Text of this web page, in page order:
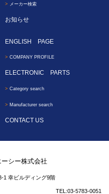
メーカー検索
お知らせ
ENGLISH PAGE
COMPANY PROFILE
ELECTRONIC PARTS
Category search
Manufacturer search
CONTACT US
シー株式会社
1 幸ビルディング9階
TEL:03-5783-0051